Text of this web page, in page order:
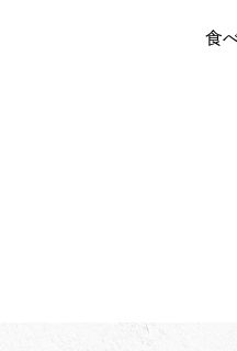
食